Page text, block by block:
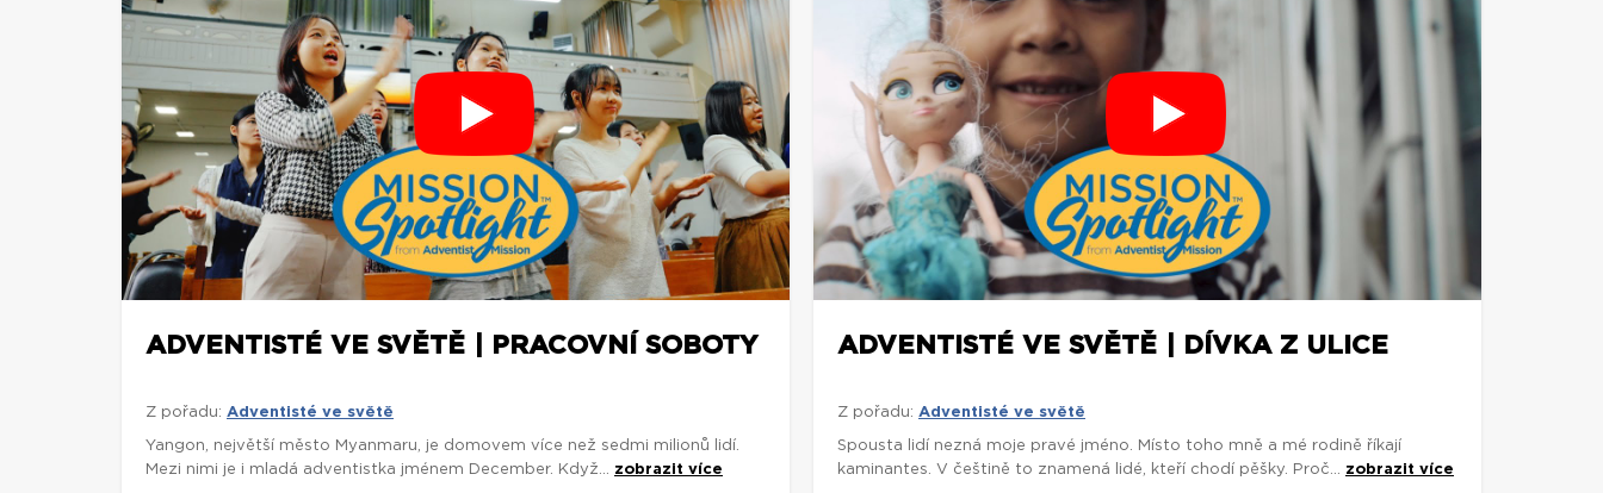
ADVENTISTÉ VE SVĚTĚ | PRACOVNÍ SOBOTY
Z pořadu: Adventisté ve světě
Yangon, největší město Myanmaru, je domovem více než sedmi milionů lidí.
Mezi nimi je i mladá adventistka jménem December. Když... zobrazit více
ADVENTISTÉ VE SVĚTĚ | DÍVKA Z ULICE
Z pořadu: Adventisté ve světě
Spousta lidí nezná moje pravé jméno. Místo toho mně a mé rodině říkají
kaminantes. V češtině to znamená lidé, kteří chodí pěšky. Proč... zobrazit více